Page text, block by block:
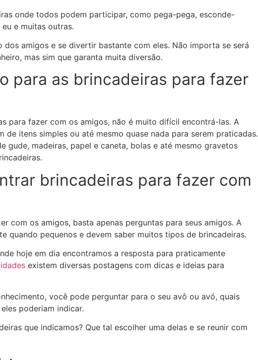
onde todos podem participar, como pega-pega, esconde-
e muitas outras.
dos amigos e se divertir bastante com eles. Não importa se será
mas sim que garanta muita diversão.
para as brincadeiras para fazer
para fazer com os amigos, não é muito difícil encontrá-las. A
de itens simples ou até mesmo quase nada para serem praticadas.
gude, madeiras, papel e caneta, bolas e até mesmo gravetos
brincadeiras para fazer com
com os amigos, basta apenas perguntas para seus amigos. A
quando pequenos e devem saber muitos tipos de brincadeiras.
hoje em dia encontramos a resposta para praticamente
existem diversas postagens com dicas e ideias para
você pode perguntar para o seu avô ou avó, quais
poderiam indicar.
que indicamos? Que tal escolher uma delas e se reunir com